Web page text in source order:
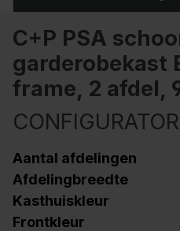
C+P PSA
garderobekast
frame, 2 afdel,
CONFIGURATOR
Aantal afdelingen
Afdelingbreedte
Kasthuiskleur
Frontkleur